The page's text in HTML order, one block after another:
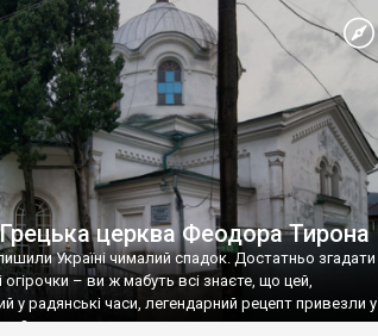
Володимир-язичник, став Василем-
А потім було Хрещення Русі. На честь
Таврійського названо місто […]
церква Феодора Тирона
Україні чималий спадок. Достатньо згадати
огірочки – ви ж мабуть всі знаєте, що цей,
у радянські часи, легендарний рецепт привезли у